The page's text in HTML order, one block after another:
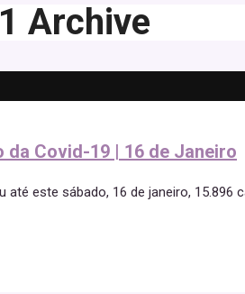
Archive
da Covid-19 | 16 de Janeiro
até este sábado, 16 de janeiro,